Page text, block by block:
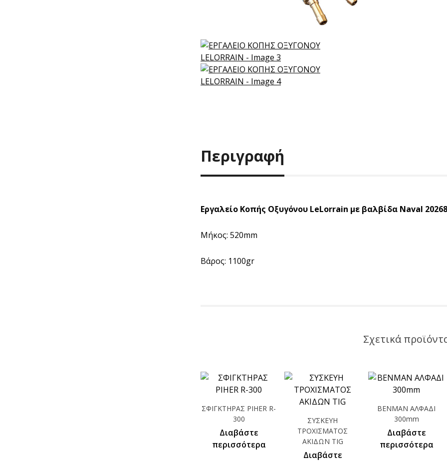
Περιγραφή
Εργαλείο Κοπής Οξυγόνου LeLorrain με βαλβίδα Naval
Μήκος: 520mm
Βάρος: 1100gr
Σχετικά
ΣΦΙΓΚΤΗΡΑΣ PIHER R-
300
Διαβάστε
περισσότερα
ΣΥΣΚΕΥΗ
ΤΡΟΧΙΣΜΑΤΟΣ
ΑΚΙΔΩΝ TIG
Διαβάστε
BENMAN ΑΛΦΑΔΙ
300mm
Διαβάστε
περισσότερα